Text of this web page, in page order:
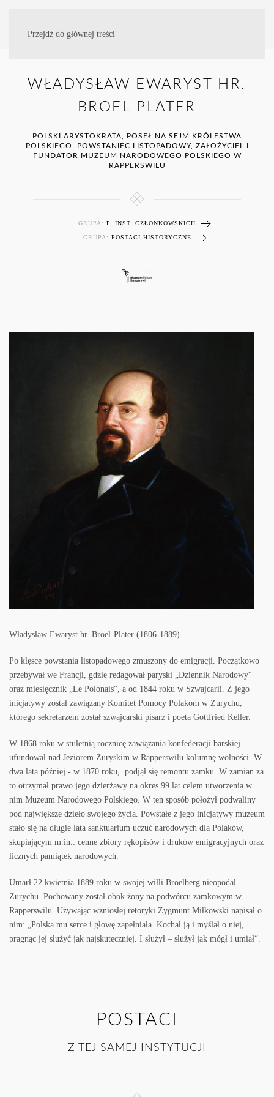
Przejdź do głównej treści
WŁADYSŁAW EWARYST HR.
BROEL-PLATER
POLSKI ARYSTOKRATA, POSEŁ NA SEJM KRÓLESTWA
POLSKIEGO, POWSTANIEC LISTOPADOWY, ZAŁOŻYCIEL I
FUNDATOR MUZEUM NARODOWEGO POLSKIEGO W
RAPPERSWILU
GRUPA: P. INST. CZŁONKOWSKICH
GRUPA: POSTACI HISTORYCZNE
Władysław Ewaryst hr. Broel-Plater (1806-1889).
Po klęsce powstania listopadowego zmuszony do emigracji. Początkowo
przebywał we Francji, gdzie redagował paryski „Dziennik Narodowy“
oraz miesięcznik „Le Polonais“, a od 1844 roku w Szwajcarii. Z jego
inicjatywy został zawiązany Komitet Pomocy Polakom w Zurychu,
którego sekretarzem został szwajcarski pisarz i poeta Gottfried Keller.
W 1868 roku w stuletnią rocznicę zawiązania konfederacji barskiej
ufundował nad Jeziorem Zuryskim w Rapperswilu kolumnę wolności. W
dwa lata później - w 1870 roku, podjął się remontu zamku. W zamian za
to otrzymał prawo jego dzierżawy na okres 99 lat celem utworzenia w
nim Muzeum Narodowego Polskiego. W ten sposób położył podwaliny
pod największe dzieło swojego życia. Powstałe z jego inicjatywy muzeum
stało się na długie lata sanktuarium uczuć narodowych dla Polaków,
skupiającym m.in.: cenne zbiory rękopisów i druków emigracyjnych oraz
licznych pamiątek narodowych.
Umarł 22 kwietnia 1889 roku w swojej willi Broelberg nieopodal
Zurychu. Pochowany został obok żony na podwórcu zamkowym w
Rapperswilu. Używając wzniosłej retoryki Zygmunt Miłkowski napisał o
nim: „Polska mu serce i głowę zapełniała. Kochał ją i myślał o niej,
pragnąc jej służyć jak najskuteczniej. I służył – służył jak mógł i umiał“.
POSTACI
Z TEJ SAMEJ INSTYTUCJI